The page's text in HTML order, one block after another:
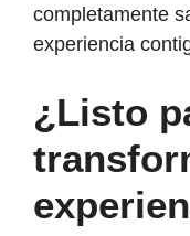
completamente
experiencia
¿Listo